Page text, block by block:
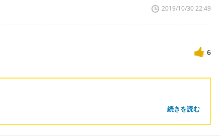
2019/10/30 22:49
6
続きを読む